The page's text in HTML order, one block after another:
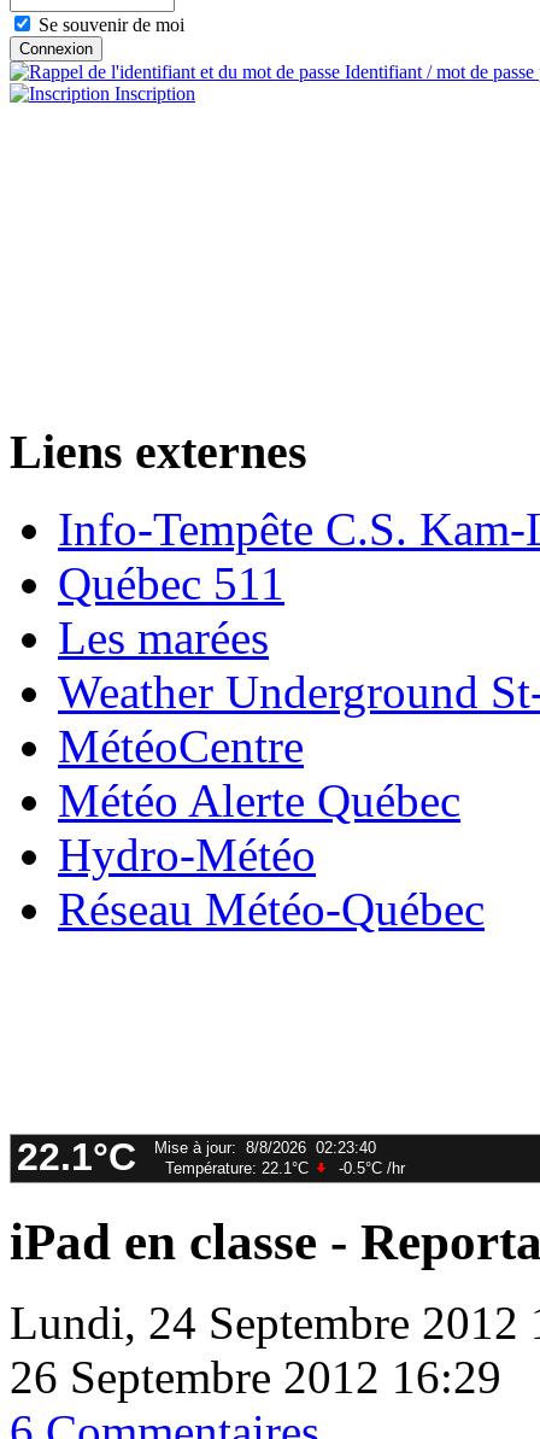
Se souvenir de moi
Identifiant / mot de passe
Inscription
Liens externes
Info-Tempête C.S.
Québec 511
Les marées
Weather Underground
MétéoCentre
Météo Alerte Québec
Hydro-Météo
Réseau Météo-Québec
iPad en classe -
Lundi, 24 Septembre 2012
26 Septembre 2012 16:29